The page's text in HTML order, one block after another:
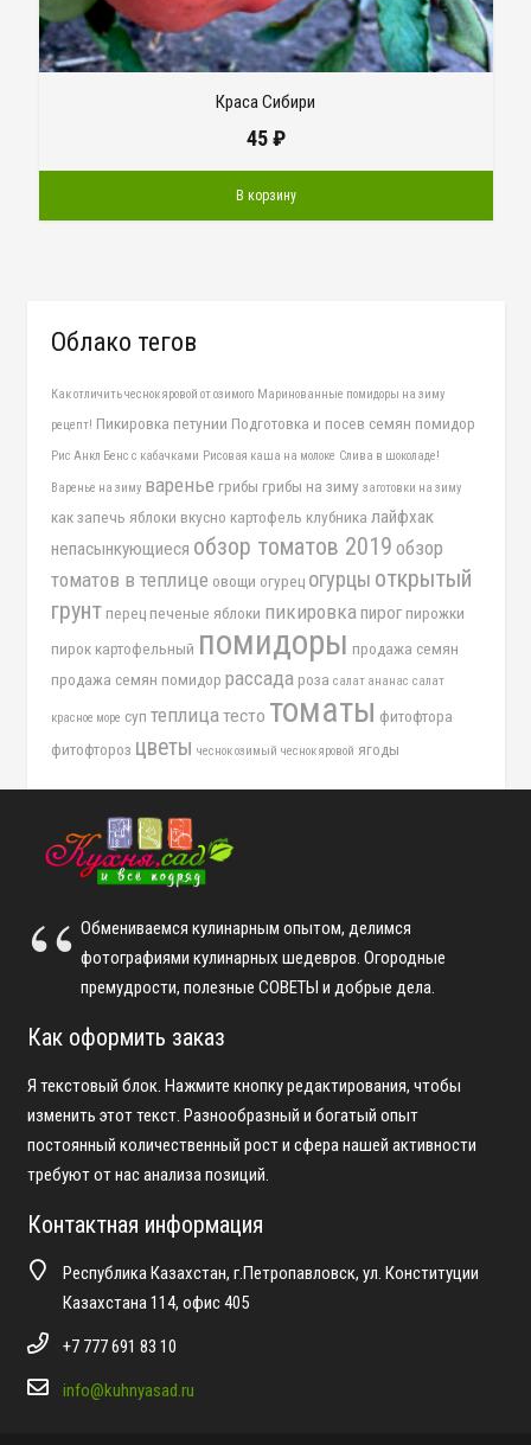
Краса Сибири
45₽
В корзину
Облако тегов
Как отличить чеснок яровой от озимого Маринованные помидоры на зиму
рецепт! Пикировка петунии Подготовка и посев семян помидор
Рис Анкл Бенс с кабачками Рисовая каша на молоке Слива в шоколаде!
Варенье на зиму варенье грибы грибы на зиму заготовки на зиму
как запечь яблоки вкусно картофель клубника лайфхак
непасынкующиеся обзор томатов 2019 обзор
томатов в теплице овощи огурец огурцы открытый
грунт перец печеные яблоки пикировка пирог пирожки
пирок картофельный помидоры продажа семян
продажа семян помидор рассада роза салат ананас салат
красное море суп теплица тесто томаты фитофтора
фитофтороз цветы чеснок озимый чеснок яровой ягоды
Обмениваемся кулинарным опытом, делимся
фотографиями кулинарных шедевров. Огородные
премудрости, полезные СОВЕТЫ и добрые дела.
Как оформить заказ
Я текстовый блок. Нажмите кнопку редактирования, чтобы
изменить этот текст. Разнообразный и богатый опыт
постоянный количественный рост и сфера нашей активности
требуют от нас анализа позиций.
Контактная информация
Республика Казахстан, г.Петропавловск, ул. Конституции
Казахстана 114, офис 405
+7 777 691 83 10
info@kuhnyasad.ru